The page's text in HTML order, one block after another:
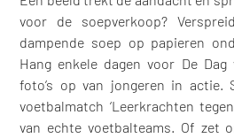
voor de soepverkoop?
dampende soep op papieren
Hang enkele dagen voor De Dag
foto’s op van jongeren in
voetbalmatch ‘Leerkrachten
van echte voetbalteams. Of zet